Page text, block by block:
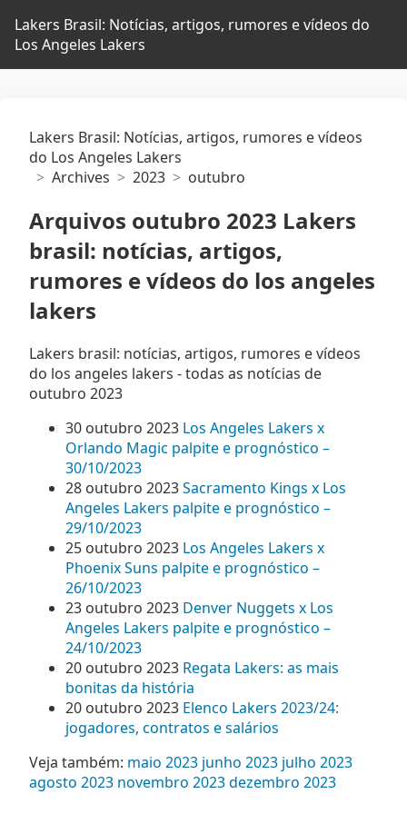
Lakers Brasil: Notícias, artigos, rumores e vídeos do
Los Angeles Lakers
Lakers Brasil: Notícias, artigos, rumores e vídeos
do Los Angeles Lakers
Archives
2023 outubro
Arquivos outubro 2023 Lakers
brasil: notícias, artigos,
rumores e vídeos do los angeles
lakers
Lakers brasil: notícias, artigos, rumores e vídeos
do los angeles lakers - todas as notícias de
outubro 2023
30 outubro 2023 Los Angeles Lakers x
Orlando Magic palpite e prognóstico –
30/10/2023
28 outubro 2023Sacramento Kings x Los
Angeles Lakers palpite e prognóstico –
29/10/2023
25 outubro 2023 Los Angeles Lakers x
Phoenix Suns palpite e prognóstico –
26/10/2023
23 outubro 2023 Denver Nuggets x Los
Angeles Lakers palpite e prognóstico –
24/10/2023
20 outubro 2023 Regata Lakers: as mais
bonitas da história
20 outubro 2023 Elenco Lakers 2023/24:
jogadores, contratos e salários
Veja também: maio 2023 junho 2023 julho 2023
agosto 2023 novembro 2023dezembro 2023